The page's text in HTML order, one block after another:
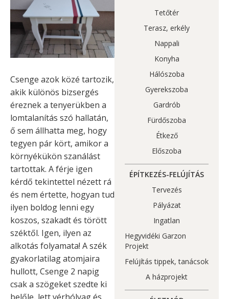
Csenge azok közé tartozik,
akik különös bizsergés
éreznek a tenyerükben a
lomtalanítás szó hallatán,
ő sem állhatta meg, hogy
tegyen pár kört, amikor a
környékükön szanálást
tartottak. A férje igen
kérdő tekintettel nézett rá
és nem értette, hogyan tud
ilyen boldog lenni egy
koszos, szakadt és törött
széktől. Igen, ilyen az
alkotás folyamata! A szék
gyakorlatilag atomjaira
hullott, Csenge 2 napig
csak a szögeket szedte ki
Tetőtér
Terasz, erkély
Nappali
Konyha
Hálószoba
Gyerekszoba
Gardrób
Fürdőszoba
Étkező
Előszoba
ÉPÍTKEZÉS-FELÚJÍTÁS
Tervezés
Pályázat
Ingatlan
Hegyvidéki Garzon
Projekt
Felújítás tippek, tanácsok
A házprojekt